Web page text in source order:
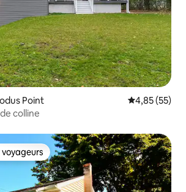
Point Évaluation
4,85 (55)
colline
les plus appréciés